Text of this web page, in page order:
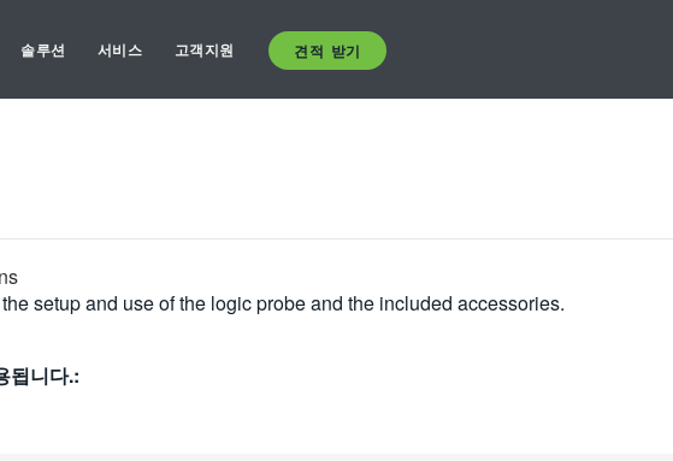
솔루션 서비스 고객지원 견적 받기
setup and use of the logic probe and the included accessories.
됩니다.: